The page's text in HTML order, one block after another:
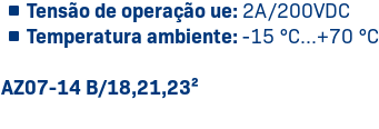
Tensão de operação ue: 2A/200VDC
Temperatura ambiente: -15 °C...+70 °C
AZ07-14 B/18,21,23²